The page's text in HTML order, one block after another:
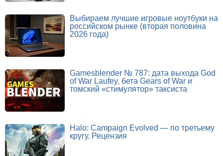
Выбираем лучшие игровые ноутбуки на
российском рынке (вторая половина
2026 года)
Gamesblender № 787: дата выхода God
of War Laufey, бета Gears of War и
томский «стимулятор» таксиста
Halo: Campaign Evolved — по третьему
кругу. Рецензия